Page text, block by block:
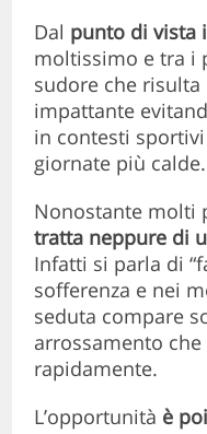
Dal punto di vista
moltissimo e tra i
sudore che
impattante
in contesti
giornate più calde.
Nonostante molti
tratta neppure di
Infatti si parla di
sofferenza e nei
seduta compare
arrossamento
rapidamente.
L’opportunità è